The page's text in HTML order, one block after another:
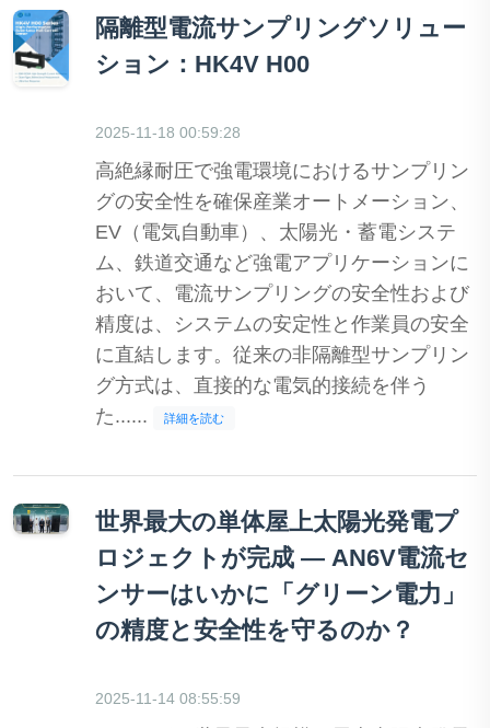
隔離型電流サンプリングソリュー
ション：HK4V H00
2025-11-18 00:59:28
高絶縁耐圧で強電環境におけるサンプリン
グの安全性を確保産業オートメーション、
EV（電気自動車）、太陽光・蓄電システ
ム、鉄道交通など強電アプリケーションに
おいて、電流サンプリングの安全性および
精度は、システムの安定性と作業員の安全
に直結します。従来の非隔離型サンプリン
グ方式は、直接的な電気的接続を伴う
た......
詳細を読む
世界最大の単体屋上太陽光発電プ
ロジェクトが完成 ― AN6V電流セ
ンサーはいかに「グリーン電力」
の精度と安全性を守るのか？
2025-11-14 08:55:59